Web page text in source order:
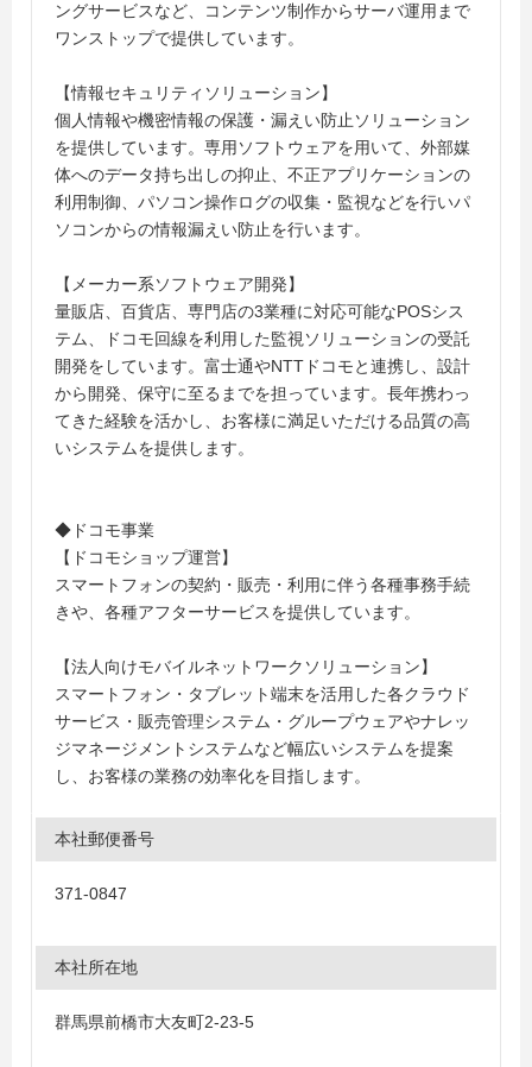
ングサービスなど、コンテンツ制作からサーバ運用まで
ワンストップで提供しています。
【情報セキュリティソリューション】
個人情報や機密情報の保護・漏えい防止ソリューション
を提供しています。専用ソフトウェアを用いて、外部媒
体へのデータ持ち出しの抑止、不正アプリケーションの
利用制御、パソコン操作ログの収集・監視などを行いパ
ソコンからの情報漏えい防止を行います。
【メーカー系ソフトウェア開発】
量販店、百貨店、専門店の3業種に対応可能なPOSシス
テム、ドコモ回線を利用した監視ソリューションの受託
開発をしています。富士通やNTTドコモと連携し、設計
から開発、保守に至るまでを担っています。長年携わっ
てきた経験を活かし、お客様に満足いただける品質の高
いシステムを提供します。
◆ドコモ事業
【ドコモショップ運営】
スマートフォンの契約・販売・利用に伴う各種事務手続
きや、各種アフターサービスを提供しています。
【法人向けモバイルネットワークソリューション】
スマートフォン・タブレット端末を活用した各クラウド
サービス・販売管理システム・グループウェアやナレッ
ジマネージメントシステムなど幅広いシステムを提案
し、お客様の業務の効率化を目指します。
本社郵便番号
371-0847
本社所在地
群馬県前橋市大友町2-23-5